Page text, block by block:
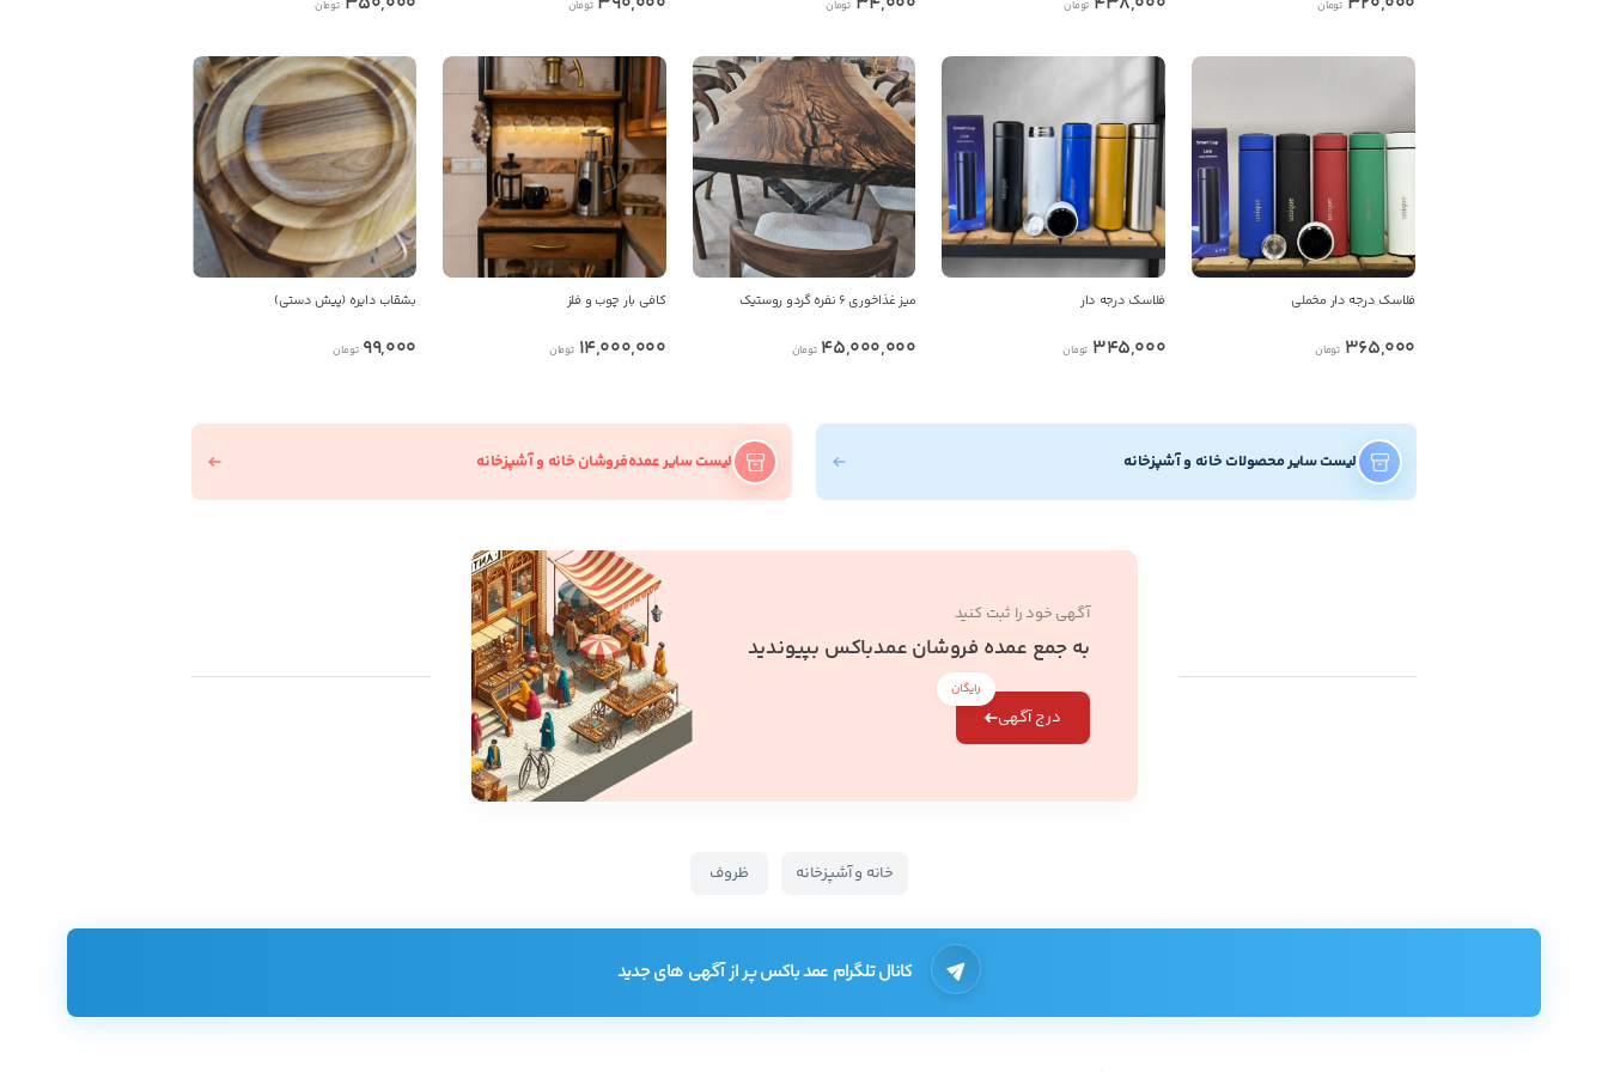
تومان تومان تومان تومان تومان
فلاسک درجه دار مخملی
365,000 تومان
فلاسک درجه دار
345,000 تومان
میز غذاخوری ۶ نفره گردو روستیک
45,000,000 تومان
کافی بار چوب و فلز
14,000,000 تومان
بشقاب دایره (پیش دستی)
99,000 تومان
لیست سایر محصولات خانه و آشپزخانه لیست سایر عمده‌فروشان خانه و آشپزخانه
آگهی خود را ثبت کنید
به جمع عمده فروشان عمدباکس بپیوندید
درج آگهی
رایگان
خانه و آشپزخانه ظروف
کانال تلگرام عمد باکس پر از آگهی های جدید